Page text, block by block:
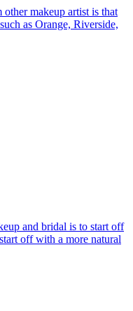
other makeup artist is that
as Orange, Riverside,
and bridal is to start off
off with a more natural